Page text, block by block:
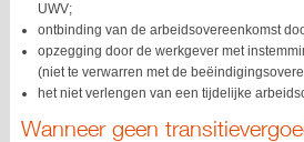
UWV;
ontbinding van de arbeidsovereenkomst
opzegging door de werkgever met
(niet te verwarren met de
het niet verlengen van een tijdelijke
Wanneer geen